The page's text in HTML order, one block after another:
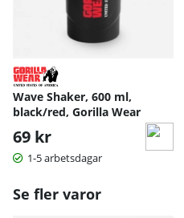
Wave Shaker, 600 ml,
black/red, Gorilla Wear
69 kr
1-5 arbetsdagar
Se fler varor